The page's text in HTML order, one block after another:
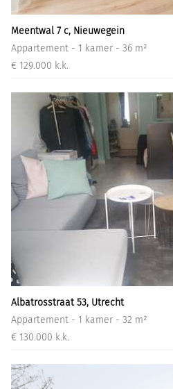
Meentwal 7 c, Nieuwegein
Appartement - 1 kamer - 36 m²
€ 129.000 k.k.
Albatrosstraat 53, Utrecht
Appartement - 1 kamer - 32 m²
€ 130.000 k.k.